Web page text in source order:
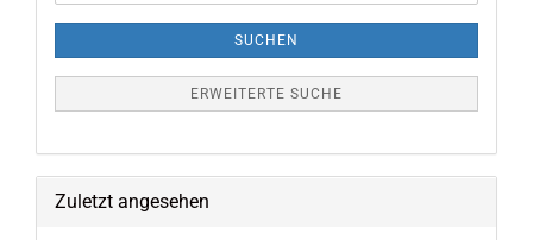
SUCHEN
ERWEITERTE SUCHE
Zuletzt angesehen